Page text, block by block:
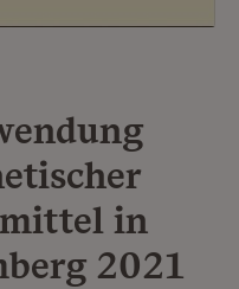
in
2021